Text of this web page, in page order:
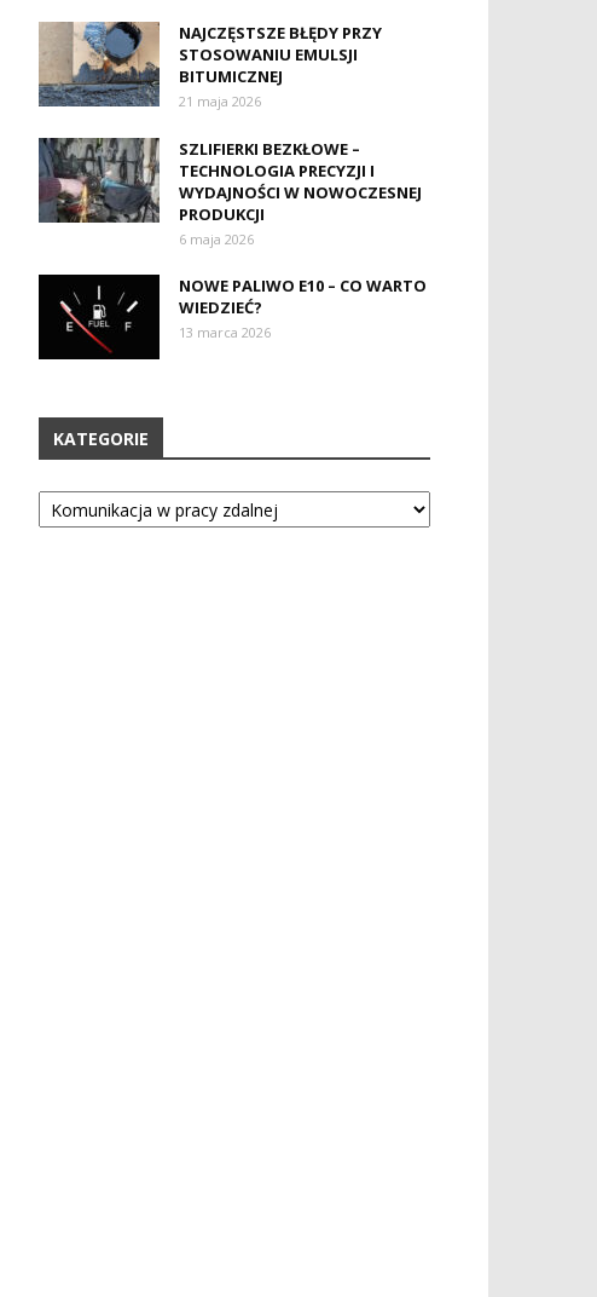
NAJCZĘSTSZE BŁĘDY PRZY
STOSOWANIU EMULSJI
BITUMICZNEJ
21 maja 2026
SZLIFIERKI BEZKŁOWE –
TECHNOLOGIA PRECYZJI I
WYDAJNOŚCI W NOWOCZESNEJ
PRODUKCJI
6 maja 2026
NOWE PALIWO E10 – CO WARTO
WIEDZIEĆ?
13 marca 2026
KATEGORIE
Kategorie